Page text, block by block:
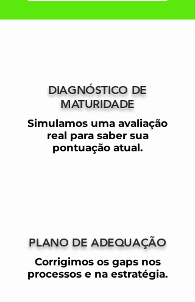
DIAGNÓSTICO DE
MATURIDADE
Simulamos uma avaliação
real para saber sua
pontuação atual.
PLANO DE ADEQUAÇÃO
Corrigimos os gaps nos
processos e na estratégia.